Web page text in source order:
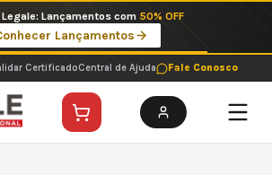
Lançamentos com 50% OFF
Lançamentos
CertificadoCentral de Ajuda Fale Conosco